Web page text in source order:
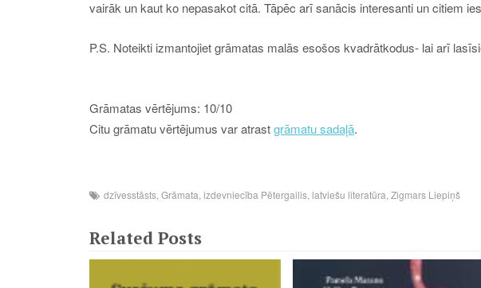
vairāk un kaut ko nepasakot citā. Tāpēc arī sanācis interesanti un citiem
P.S. Noteikti izmantojiet grāmatas malās esošos kvadrātkodus- lai arī
Grāmatas vērtējums: 10/10
Citu grāmatu vērtējumus var atrastgrāmatu sadaļā.
dzīvesstāsts Grāmata izdevniecība Pētergailis latviešu literatūra Zigmars Liepiņš
Related Posts